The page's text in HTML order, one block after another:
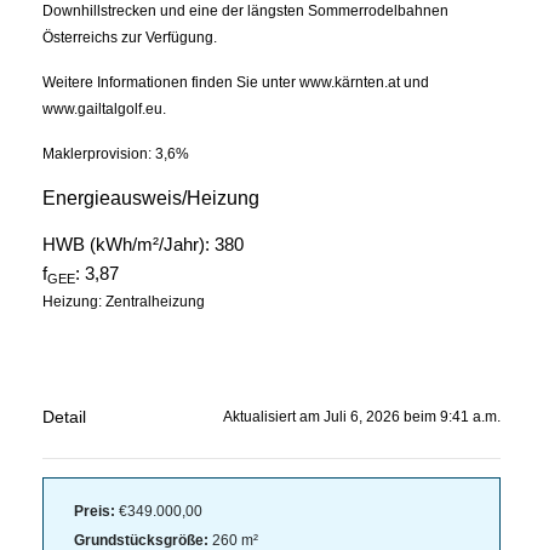
Downhillstrecken und eine der längsten Sommerrodelbahnen
Österreichs zur Verfügung.
Weitere Informationen finden Sie unter www.kärnten.at und
www.gailtalgolf.eu.
Maklerprovision: 3,6%
Energieausweis/Heizung
HWB (kWh/m²/Jahr): 380
fGEE: 3,87
Heizung: Zentralheizung
Detail Aktualisiert am Juli 6, 2026 beim 9:41 a.m.
Preis: €349.000,00
Grundstücksgröße: 260 m²